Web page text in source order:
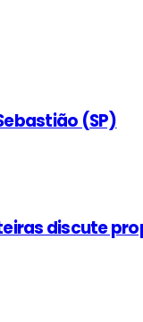
(SP)
discute